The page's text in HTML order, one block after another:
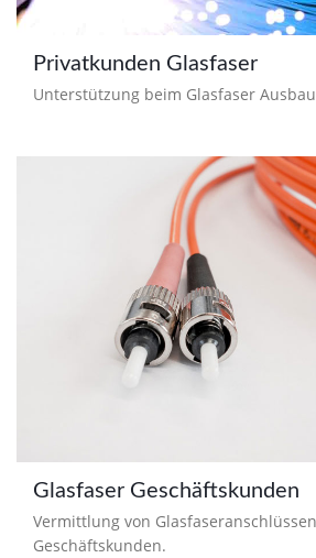
Privatkunden Glasfaser
Unterstützung beim Glasfaser
Glasfaser Geschäftskunden
Vermittlung von
Geschäftskunden.